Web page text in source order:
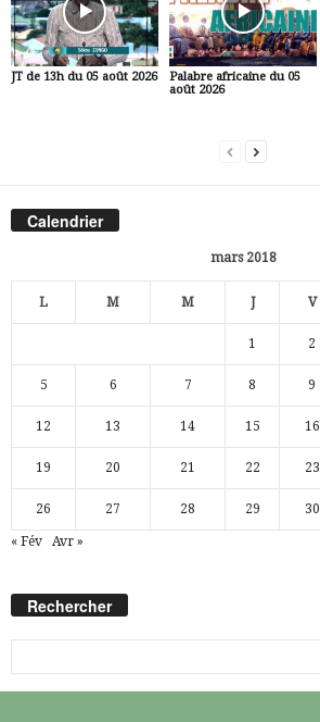
JT de 13h du 05 août 2026
Palabre africaine du 05
août 2026
Calendrier
mars 2018
L M M J V
1 2
5 6 7 8 9
12 13 14 15 16
19 20 21 22 23
26 27 28 29 30
« Fév Avr »
Rechercher